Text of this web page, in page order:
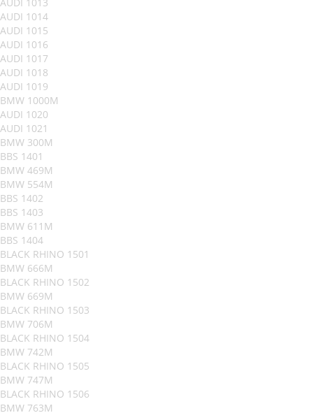
AUDI 1014
AUDI 1015
AUDI 1016
AUDI 1017
AUDI 1018
AUDI 1019
BMW 1000M
AUDI 1020
AUDI 1021
BMW 300M
BBS 1401
BMW 469M
BMW 554M
BBS 1402
BBS 1403
BMW 611M
BBS 1404
BLACK RHINO 1501
BMW 666M
BLACK RHINO 1502
BMW 669M
BLACK RHINO 1503
BMW 706M
BLACK RHINO 1504
BMW 742M
BLACK RHINO 1505
BMW 747M
BLACK RHINO 1506
BMW 763M